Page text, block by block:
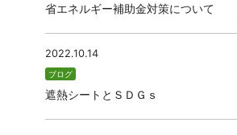
省エネルギー補助金対策について
2022.10.14
ブログ
遮熱シートとＳＤＧｓ